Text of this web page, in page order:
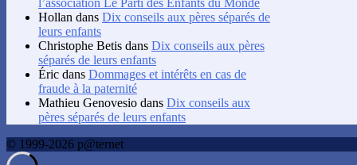
Hollan dans Dix conseils aux pères séparés de
leurs enfants
Christophe Betis dans Dix conseils aux pères
séparés de leurs enfants
Éric dans Dommages et intérêts en cas de
fraude à la paternité
Mathieu Genovesio dans Dix conseils aux
pères séparés de leurs enfants
© 1999-2026 p@ternet